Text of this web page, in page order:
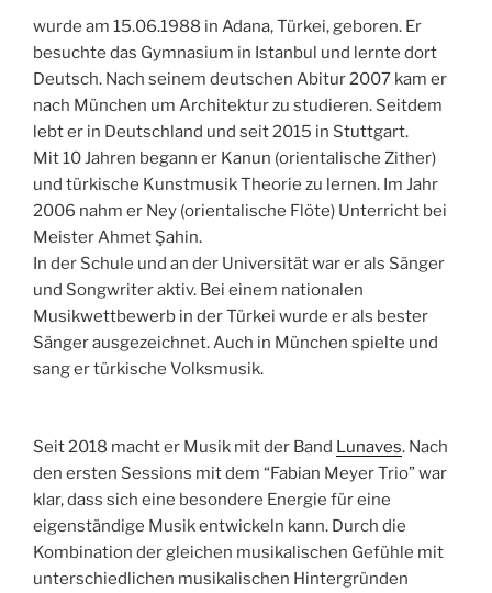
wurde am 15.06.1988 in Adana, Türkei, geboren. Er
besuchte das Gymnasium in Istanbul und lernte dort
Deutsch. Nach seinem deutschen Abitur 2007 kam er
nach München um Architektur zu studieren. Seitdem
lebt er in Deutschland und seit 2015 in Stuttgart.
Mit 10 Jahren begann er Kanun (orientalische Zither)
und türkische Kunstmusik Theorie zu lernen. Im Jahr
2006 nahm er Ney (orientalische Flöte) Unterricht bei
Meister Ahmet Şahin.
In der Schule und an der Universität war er als Sänger
und Songwriter aktiv. Bei einem nationalen
Musikwettbewerb in der Türkei wurde er als bester
Sänger ausgezeichnet. Auch in München spielte und
sang er türkische Volksmusik.
Seit 2018 macht er Musik mit der Band Lunaves. Nach
den ersten Sessions mit dem “Fabian Meyer Trio” war
klar, dass sich eine besondere Energie für eine
eigenständige Musik entwickeln kann. Durch die
Kombination der gleichen musikalischen Gefühle mit
unterschiedlichen musikalischen Hintergründen